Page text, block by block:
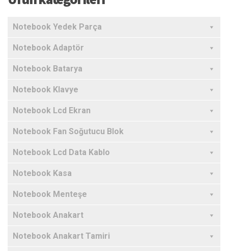
Notebook Yedek Parça
Notebook Adaptör
Notebook Batarya
Notebook Klavye
Notebook Lcd Ekran
Notebook Fan Soğutucu Blok
Notebook Lcd Data Kablo
Notebook Kasa
Notebook Menteşe
Notebook Anakart
Notebook Anakart Tamiri